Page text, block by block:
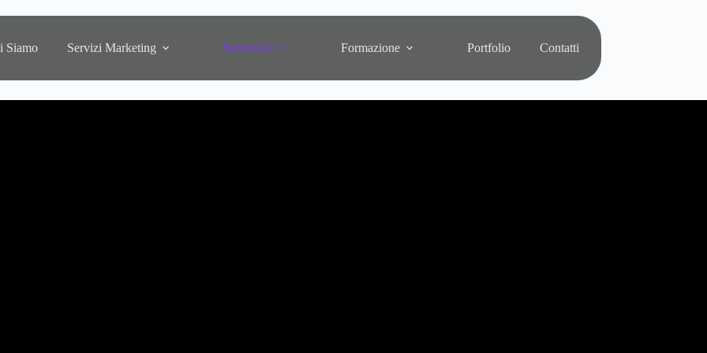
Siamo Servizi Marketing Servizi AI Formazione Portfolio Contatti